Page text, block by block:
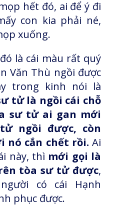
hết đó, ai để ý đi
con kia phải né,
xuống.
là cái màu rất quý
Văn Thù ngồi được
trong kinh nói là
tử là ngồi cái chỗ
sư tử ai gan mới
ngồi được, còn
nó cắn chết rồi. Ai
này, thì mới gọi là
tòa sư tử được,
có cái Hạnh
phục được.